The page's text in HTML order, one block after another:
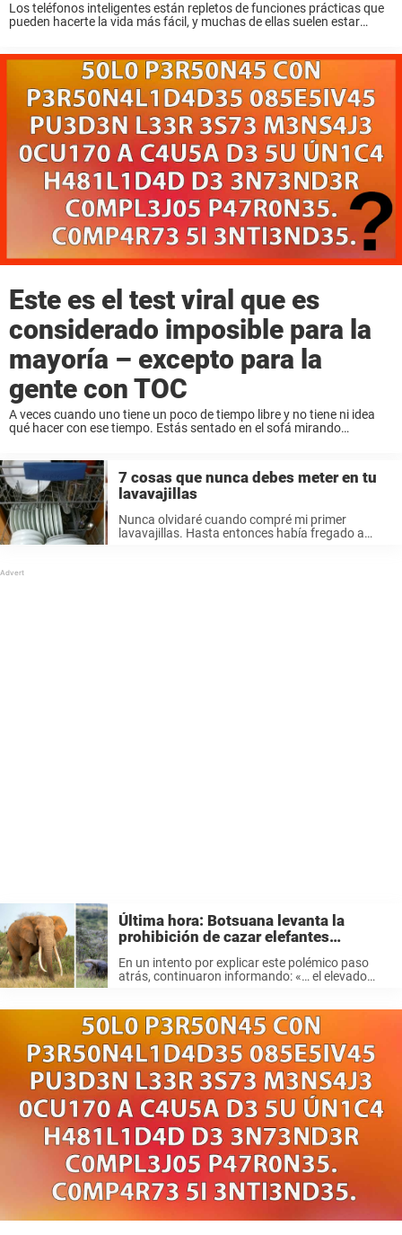
Los teléfonos inteligentes están repletos de funciones prácticas que
pueden hacerte la vida más fácil, y muchas de ellas suelen estar
Este es el test viral que es
considerado imposible para la
mayoría – excepto para la
gente con TOC
A veces cuando uno tiene un poco de tiempo libre y no tiene ni idea
qué hacer con ese tiempo. Estás sentado en el sofá mirando
7 cosas que nunca debes meter en tu
lavavajillas
Nunca olvidaré cuando compré mi primer
lavavajillas. Hasta entonces había fregado a
Última hora: Botsuana levanta la
prohibición de cazar elefantes
después de presión
En un intento por explicar este polémico paso
atrás, continuaron informando: «… el elevado
entornos habitables habían aumentado». ...